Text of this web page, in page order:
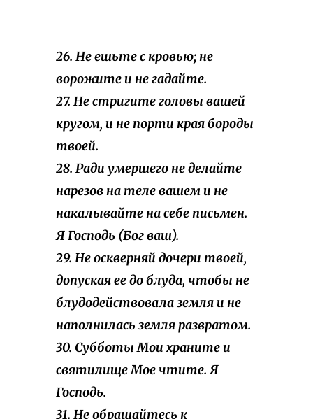
26. Не ешьте с кровью; не
ворожите и не гадайте.
27. Не стригите головы вашей
кругом, и не порти края бороды
твоей.
28. Ради умершего не делайте
нарезов на теле вашем и не
накалывайте на себе письмен.
Я Господь (Бог ваш).
29. Не оскверняй дочери твоей,
допуская ее до блуда, чтобы не
блудодействовала земля и не
наполнилась земля развратом.
30. Субботы Мои храните и
святилище Мое чтите. Я
Господь.
31. Не обращайтесь к